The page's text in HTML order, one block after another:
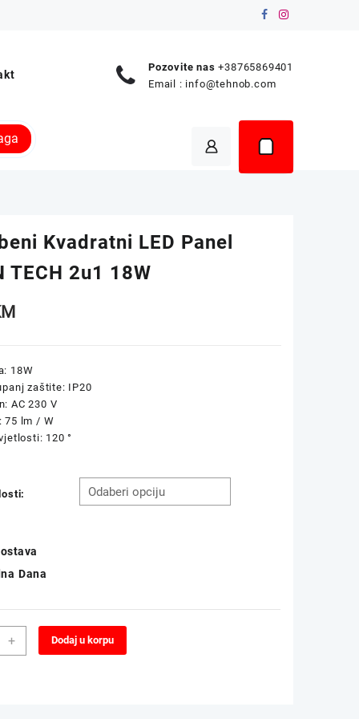
Pozovite nas +38765869401
Email : info@tehnob.com
Kvadratni LED Panel
TECH 2u1 18W
18W
zaštite: IP20
AC 230 V
75 lm / W
120 °
Dana
+ Dodaj u korpu